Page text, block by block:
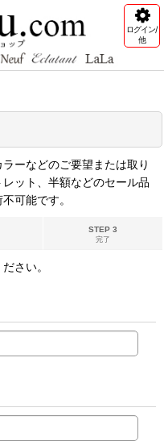
ログイン/
他
ーなどのご要望または取り
ット、半額などのセール品
可能です。
STEP 3
完了
さい。